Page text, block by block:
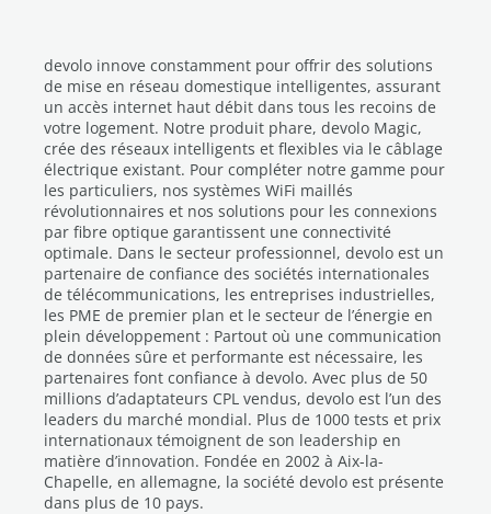
devolo innove constamment pour offrir des solutions
de mise en réseau domestique intelligentes, assurant
un accès internet haut débit dans tous les recoins de
votre logement. Notre produit phare, devolo Magic,
crée des réseaux intelligents et flexibles via le câblage
électrique existant. Pour compléter notre gamme pour
les particuliers, nos systèmes WiFi maillés
révolutionnaires et nos solutions pour les connexions
par fibre optique garantissent une connectivité
optimale. Dans le secteur professionnel, devolo est un
partenaire de confiance des sociétés internationales
de télécommunications, les entreprises industrielles,
les PME de premier plan et le secteur de l’énergie en
plein développement : Partout où une communication
de données sûre et performante est nécessaire, les
partenaires font confiance à devolo. Avec plus de 50
millions d’adaptateurs CPL vendus, devolo est l’un des
leaders du marché mondial. Plus de 1000 tests et prix
internationaux témoignent de son leadership en
matière d’innovation. Fondée en 2002 à Aix-la-
Chapelle, en allemagne, la société devolo est présente
dans plus de 10 pays.